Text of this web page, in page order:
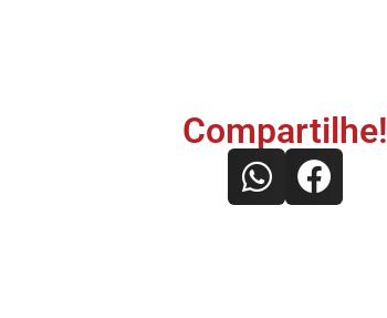
Compartilhe!